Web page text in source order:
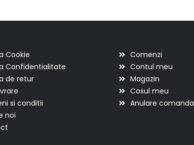
Cookie
Confidentialitate
de retur
si conditii
noi
Comenzi
Contul meu
Magazin
Cosul meu
Anulare comanda